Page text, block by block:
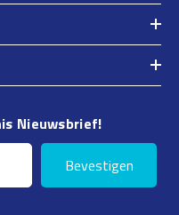
Nieuwsbrief!
Bevestigen